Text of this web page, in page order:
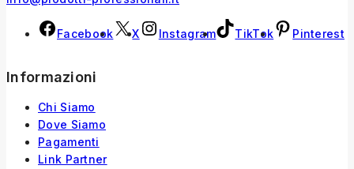
Facebook X Instagram TikTok Pinterest
Informazioni
Chi Siamo
Dove Siamo
Pagamenti
Link Partner